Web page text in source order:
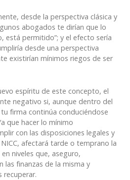
desde la perspectiva clásica y
abogados te dirían que lo
está permitido”; y el efecto sería
desde una perspectiva
existirían mínimos riegos de ser
espíritu de este concepto, el
negativo si, aunque dentro del
firma continúa conduciéndose
que hacer lo mínimo
con las disposiciones legales y
afectará tarde o temprano la
niveles que, aseguro,
las finanzas de la misma y
recuperar.